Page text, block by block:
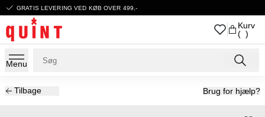
GRATIS LEVERING VED KØB OVER 499,-
Kurv
( )
Menu
Tilbage Brug for hjælp?